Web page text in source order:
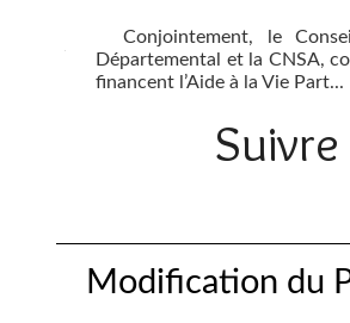
Conjointement, le Conseil
Départemental et la CNSA,
financent l’Aide à la Vie Part...
Modification du